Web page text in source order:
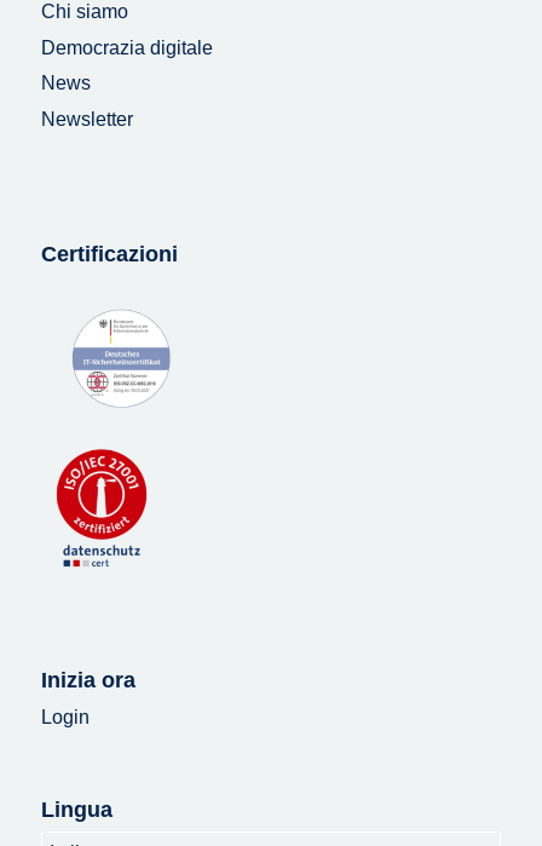
Chi siamo
Democrazia digitale
News
Newsletter
Certificazioni
Inizia ora
Login
Lingua